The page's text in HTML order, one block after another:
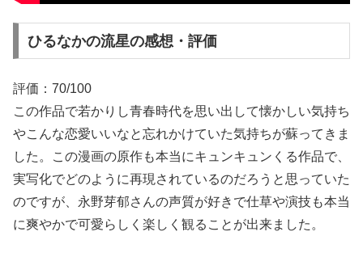
ひるなかの流星の感想・評価
評価：70/100
この作品で若かりし青春時代を思い出して懐かしい気持ち
やこんな恋愛いいなと忘れかけていた気持ちが蘇ってきま
した。この漫画の原作も本当にキュンキュンくる作品で、
実写化でどのように再現されているのだろうと思っていた
のですが、永野芽郁さんの声質が好きで仕草や演技も本当
に爽やかで可愛らしく楽しく観ることが出来ました。